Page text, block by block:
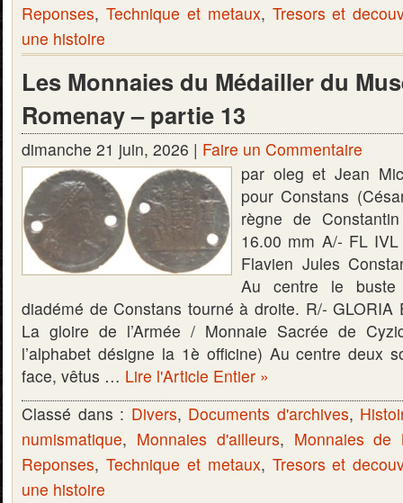
Reponses, Technique et metaux, Tresors et
une histoire
Les Monnaies du Médailler du
Romenay – partie 13
dimanche 21 juin, 2026 | Faire un Commentaire
par oleg et Jean
pour Constans
règne de
16.00 mm A/- FL
Flavien Jules
Au centre le buste
diadémé de Constans tourné à droite. R/- GLORIA
La gloire de l’Armée / Monnaie Sacrée de
l’alphabet désigne la 1è officine) Au centre deux
face, vêtus … Lire l'Article Entier »
Classé dans : Divers, Documents d'archives,
numismatique, Monnaies d'ailleurs, Monnaies de
Reponses, Technique et metaux, Tresors et
une histoire